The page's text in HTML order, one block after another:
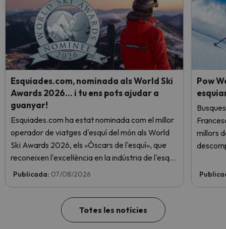
Esquiades.com, nominada als World Ski
Awards 2026… i tu ens pots ajudar a
guanyar!
Esquiades.com ha estat nominada com el millor
operador de viatges d'esquí del món als World
Ski Awards 2026, els «Òscars de l'esquí», que
reconeixen l'excel·lència en la indústria de l'esquí.
Vota ara i ajuda'ns a arribar al capdamunt!
Publicada: 07/08/2026
Pow
millors
Totes les notícies